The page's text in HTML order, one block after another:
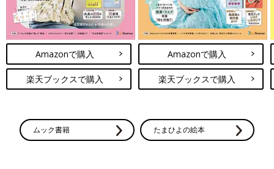
Amazonで購入
楽天ブックスで購入
Amazonで購入
楽天ブックスで購入
ムック書籍 たまひよの絵本